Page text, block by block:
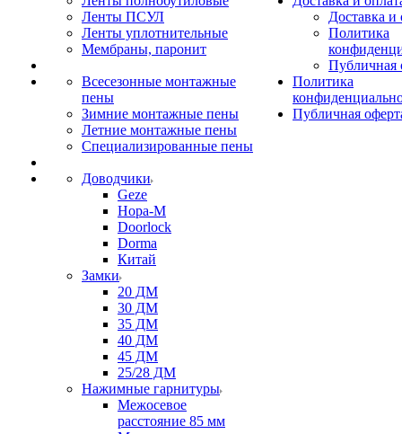
Ленты ПСУЛ
Ленты уплотнительные
Мембраны, паронит
Всесезонные монтажные
пены
Зимние монтажные пены
Летние монтажные пены
Специализированные пены
Доводчики
Geze
Нора-М
Doorlock
Dorma
Китай
Замки
20 ДМ
30 ДМ
35 ДМ
40 ДМ
45 ДМ
25/28 ДМ
Нажимные гарнитуры
Межосевое
расстояние 85 мм
Доставка и
Политика
Публичная
Политика
Публичная